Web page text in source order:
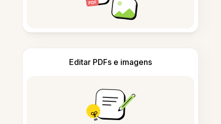
Editar PDFs e imagens